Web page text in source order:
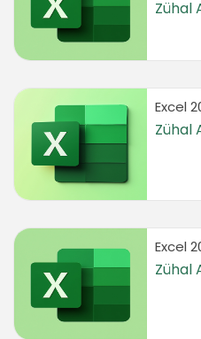
Tablo Düzenlemek
Sütun Genişliğini
Satır Yüksekliğini
03:37
Sütun Eklemek ve Silmek
03:29
04:42
Kopyalama ve
Tablodaki Verileri
Zühal
Excel
Zühal
Excel
Zühal